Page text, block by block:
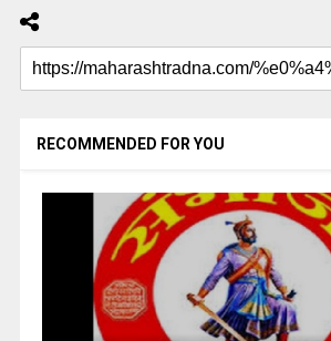
RECOMMENDED FOR YOU